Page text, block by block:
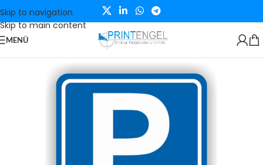
Skip to navigation
Skip to main content
MENÜ